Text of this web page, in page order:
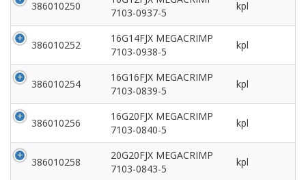
386010250
7103-0937-5
kpl
386010252
16G14FJX MEGACRIMP
7103-0938-5
kpl
386010254
16G16FJX MEGACRIMP
7103-0839-5
kpl
386010256
16G20FJX MEGACRIMP
7103-0840-5
kpl
386010258
20G20FJX MEGACRIMP
7103-0843-5
kpl